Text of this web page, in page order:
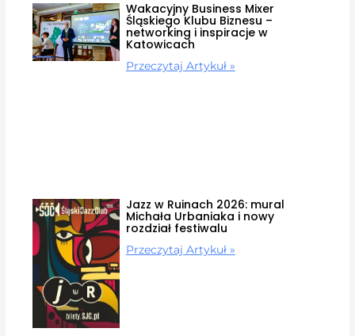
Wakacyjny Business Mixer
Śląskiego Klubu Biznesu –
networking i inspiracje w
Katowicach
Przeczytaj Artykuł »
Jazz w Ruinach 2026: mural
Michała Urbaniaka i nowy
rozdział festiwalu
Przeczytaj Artykuł »